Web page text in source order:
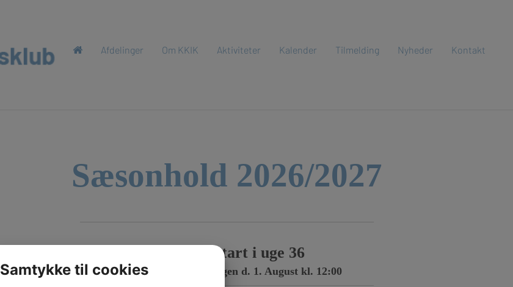
Afdelinger Om KKIK Aktiviteter Kalender Tilmelding Nyheder Kontakt
Sæsonhold 2026/2027
Der er opstart i uge 36
Der åbnes for tilmeldingen d. 1. August kl. 12:00
Samtykke til cookies